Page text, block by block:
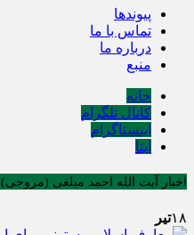
پیوندها
تماس با ما
درباره ما
منبع
خانه
کانال تلگرام
اینستاگرام
ایتا
اخبار آیت الله احمد مبلغی (مروجی)
۱۸تیر